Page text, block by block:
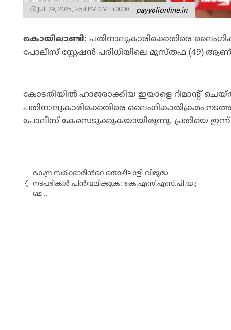
JUL 29, 2025, 2:54 PM GMT+0000 payyolionline.in
കൊയിലാണ്ടി: പതിനാലുകാരിക്കെതിരെ
പോലീസ് സ്റ്റേഷൻ പരിധിയിലെ മുസ്തഫ (49)
കോടതിയിൽ ഹാജരാക്കിയ ഇയാളെ റിമാൻ്റ്
പതിനാലുകാരിക്കെതിരെ ലൈംഗികാതിക്രമം
പോലീസ് കേസെടുക്കുകയായിരുന്നു. പ്രതിയെ ഇന്ന്
കേന്ദ്ര സർക്കാരിൻറെ തൊഴിലാളി വിരുദ്ധ
നടപടികൾ പിൻവലിക്കുക: കെ.എസ്.എസ്.പി.യു
മേ ..